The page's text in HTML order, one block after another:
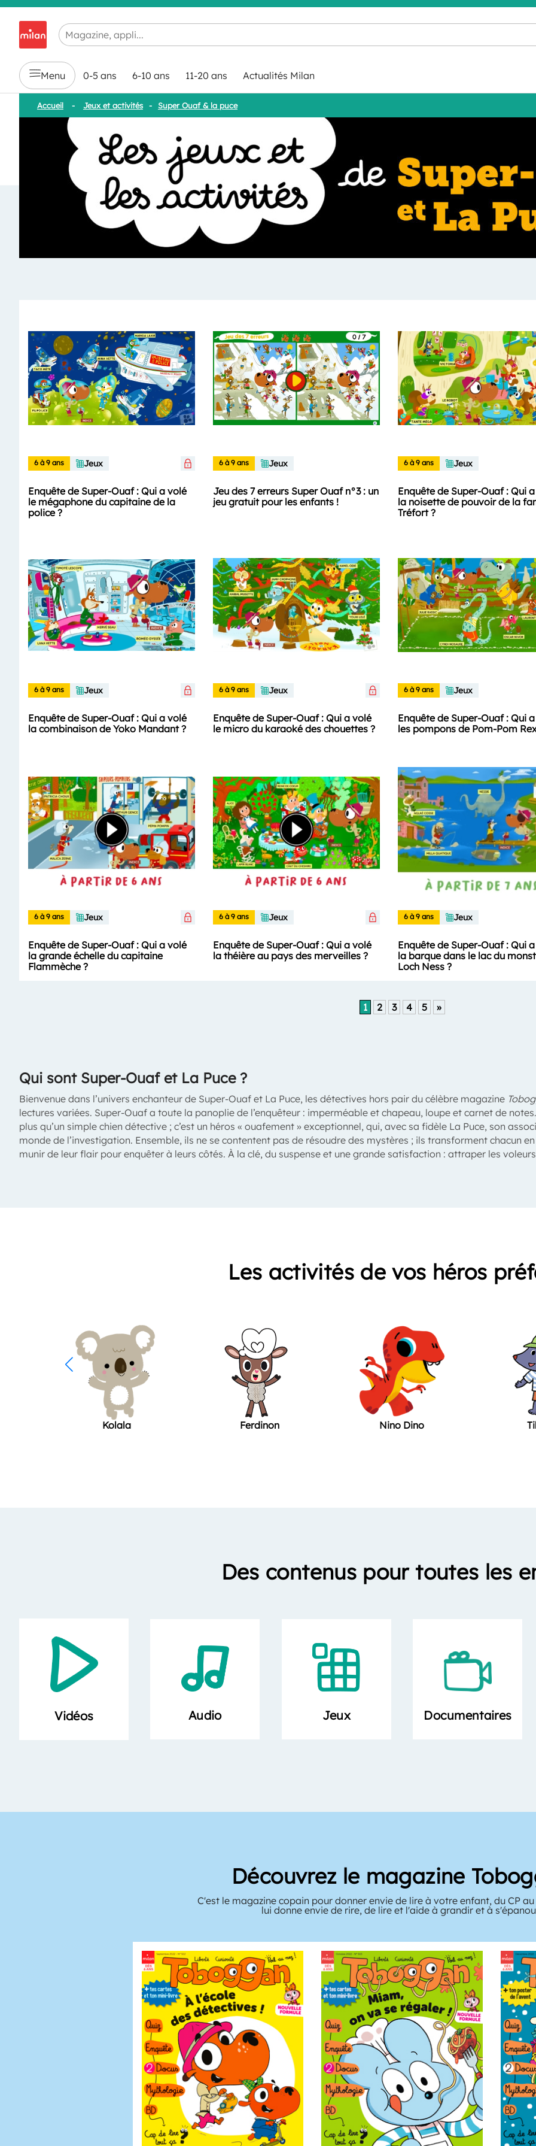
Chargement en cours...
Menu 0-5 ans 6-10 ans 11-20 ans Actualités Milan
Accueil - Jeux et activités - Super Ouaf & la puce
6 à 9 ans Jeux
Enquête de Super-Ouaf : Qui a volé
le mégaphone du capitaine de la
police ?
6 à 9 ans Jeux
Jeu des 7 erreurs Super Ouaf n°3 : un
jeu gratuit pour les enfants !
6 à 9 ans Jeux
Enquête de Super-Ouaf : Qui
la noisette de pouvoir de la
Tréfort ?
6 à 9 ans Jeux
Enquête de Super-Ouaf : Qui a volé
la combinaison de Yoko Mandant ?
6 à 9 ans Jeux
Enquête de Super-Ouaf : Qui a volé
le micro du karaoké des chouettes ?
6 à 9 ans Jeux
Enquête de Super-Ouaf : Qui
les pompons de Pom-Pom
6 à 9 ans Jeux
Enquête de Super-Ouaf : Qui a volé
la grande échelle du capitaine
Flammèche ?
6 à 9 ans Jeux
Enquête de Super-Ouaf : Qui a volé
la théière au pays des merveilles ?
6 à 9 ans Jeux
Enquête de Super-Ouaf : Qui
la barque dans le lac du
Loch Ness ?
1 2 3 4 5 »
Qui sont Super-Ouaf et La Puce ?
Bienvenue dans l’univers enchanteur de Super-Ouaf et La Puce, les détectives hors pair du célèbre magazine
lectures variées. Super-Ouaf a toute la panoplie de l’enquêteur : imperméable et chapeau, loupe et carnet de
plus qu’un simple chien détective ; c’est un héros « ouafement » exceptionnel, qui, avec sa fidèle La Puce, son
monde de l’investigation. Ensemble, ils ne se contentent pas de résoudre des mystères ; ils transforment chacun
munir de leur flair pour enquêter à leurs côtés. À la clé, du suspense et une grande satisfaction : attraper les
Les activités de vos héros
Kolala Ferdinon Nino Dino
Des contenus pour toutes les
Vidéos Audio Jeux Documentaires
Découvrez le magazine
C'est le magazine copain pour donner envie de lire à votre enfant, du CP au
lui donne envie de rire, de lire et l'aide à grandir et à